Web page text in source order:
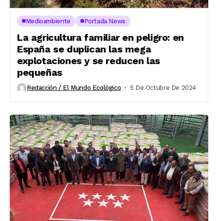
Medioambiente Portada News
La agricultura familiar en peligro: en
España se duplican las mega
explotaciones y se reducen las
pequeñas
Redacción / El Mundo Ecológico 5 De Octubre De 2024